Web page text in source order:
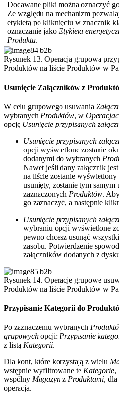
Dodawane pliki można oznaczyć
Ze względu na mechanizm
etykietą po kliknięciu w znacznik
oznaczanie jako Etykieta
Produktu.
Rysunek 13. Operacja grupowa
Produktów na liście Produktów w
Usunięcie Załączników z
W celu grupowego usuwania
wybranych Produktów, w
opcję Usunięcie przypisanych
Usunięcie przypisanych
opcji wyświetlone zostanie
dodanymi do wybranych
Nawet jeśli dany załącznik
na liście zostanie wyświetlony
usunięty, zostanie tym samym
zaznaczonych Produktów.
go zaznaczyć, a następnie
Usunięcie przypisanych
wybraniu opcji wyświetlone
pewno chcesz usunąć
zasobu. Potwierdzenie
załączników dodanych z
Rysunek 14. Operacje grupowe
Produktów na liście Produktów w
Przypisanie Kategorii do
Po zaznaczeniu wybranych
grupowych opcji: Przypisanie
z listą Kategorii.
Dla kont, które korzystają z wielu
wstępnie wyfiltrowane te Kategorie,
wspólny Magazyn z Produktami, dla
operacja.